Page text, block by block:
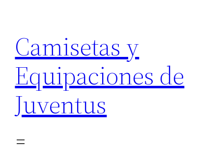
contenido
Camisetas y
Equipaciones de
Juventus